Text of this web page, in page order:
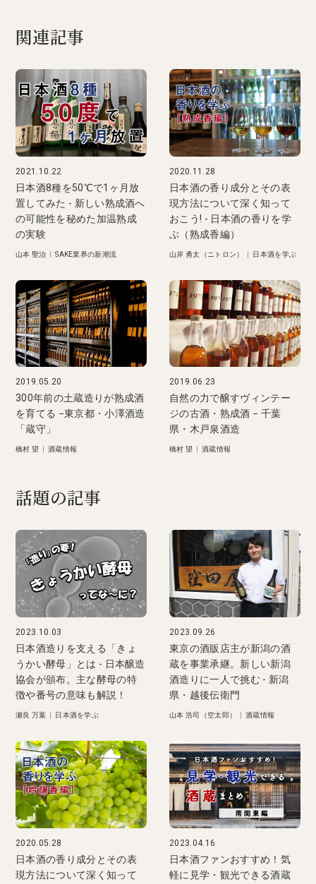
関連記事
2021.10.22
日本酒8種を50℃で1ヶ月放
置してみた - 新しい熟成酒へ
の可能性を秘めた加温熟成
の実験
山本 聖治 |SAKE業界の新潮流
2020.11.28
日本酒の香り成分とその表
現方法について深く知って
おこう! - 日本酒の香りを学
ぶ（熟成香編）
山岸 勇太（ニトロン） 日本酒を学ぶ
2019.05.20
300年前の土蔵造りが熟成酒
を育てる −東京都・小澤酒造
「蔵守」
橋村 望 酒蔵情報
2019.06.23
自然の力で醸すヴィンテー
ジの古酒・熟成酒 − 千葉
県・木戸泉酒造
橋村 望 |酒蔵情報
話題の記事
2023.10.03
日本酒造りを支える「きょ
うかい酵母」とは - 日本醸造
協会が頒布。主な酵母の特
徴や番号の意味も解説！
瀬良 万葉 日本酒を学ぶ
2023.09.26
東京の酒販店主が新潟の酒
蔵を事業承継。新しい新潟
酒造りに一人で挑む - 新潟
県・越後伝衛門
山本 浩司（空太郎） 酒蔵情報
2020.05.28
日本酒の香り成分とその表
現方法について深く知って
2023.04.16
日本酒ファンおすすめ！気
軽に見学・観光できる酒蔵